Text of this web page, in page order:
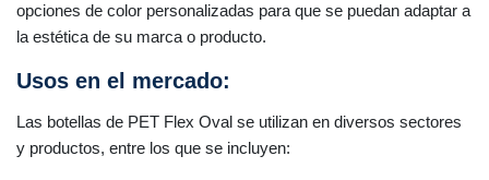
opciones de color personalizadas para que se puedan adaptar a
la estética de su marca o producto.
Usos en el mercado:
Las botellas de PET Flex Oval se utilizan en diversos sectores
y productos, entre los que se incluyen: